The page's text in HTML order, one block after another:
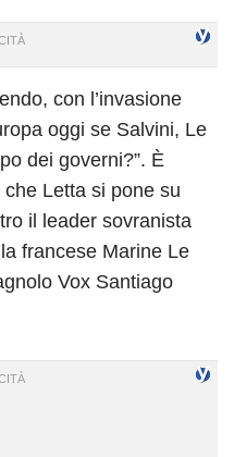
con l’invasione
oggi se Salvini, Le
dei governi?”. È
Letta si pone su
il leader sovranista
francese Marine Le
Vox Santiago